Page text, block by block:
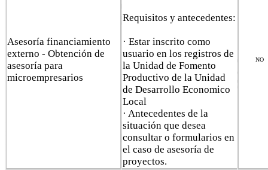
Asesoría financiamiento
externo - Obtención de
asesoría para
microempresarios
Requisitos y antecedentes:
· Estar inscrito como
usuario en los registros de
la Unidad de Fomento
Productivo de la Unidad
de Desarrollo Economico
Local
· Antecedentes de la
situación que desea
consultar o formularios en
el caso de asesoría de
proyectos.
NO